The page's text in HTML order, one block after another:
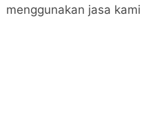
menggunakan jasa kami